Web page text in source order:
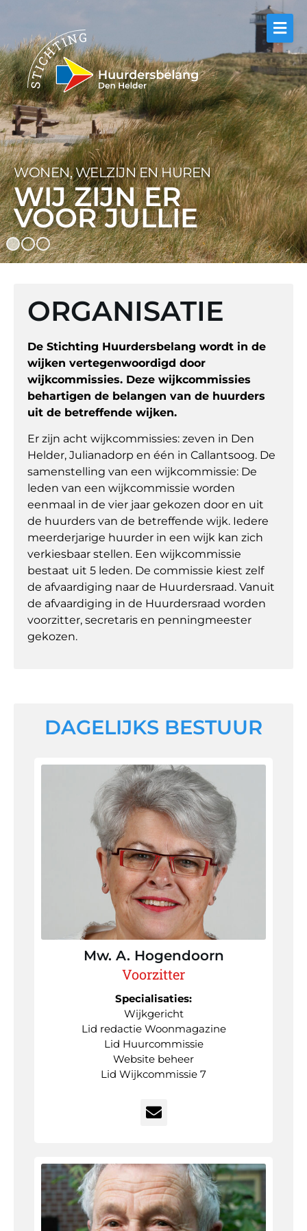
ORGANISATIE
De Stichting Huurdersbelang wordt in de
wijken vertegenwoordigd door
wijkcommissies. Deze wijkcommissies
behartigen de belangen van de huurders
uit de betreffende wijken.
Er zijn acht wijkcommissies: zeven in Den
Helder, Julianadorp en één in Callantsoog. De
samenstelling van een wijkcommissie: De
leden van een wijkcommissie worden
eenmaal in de vier jaar gekozen door en uit
de huurders van de betreffende wijk. Iedere
meerderjarige huurder in een wijk kan zich
verkiesbaar stellen. Een wijkcommissie
bestaat uit 5 leden. De commissie kiest zelf
de afvaardiging naar de Huurdersraad. Vanuit
de afvaardiging in de Huurdersraad worden
voorzitter, secretaris en penningmeester
gekozen.
DAGELIJKS BESTUUR
Mw. A. Hogendoorn
Voorzitter
Specialisaties:
Wijkgericht
Lid redactie Woonmagazine
Lid Huurcommissie
Website beheer
Lid Wijkcommissie 7